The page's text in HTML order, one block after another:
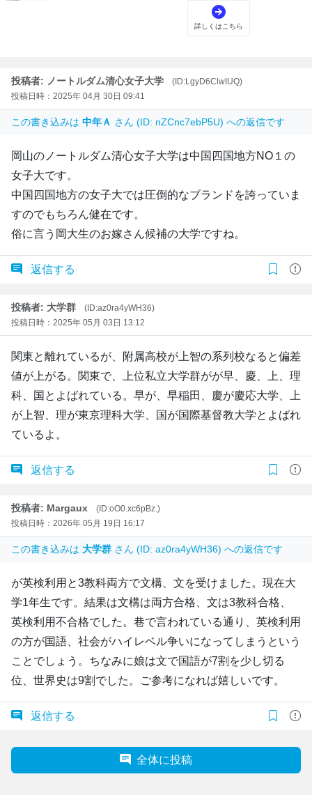
投稿者: ノートルダム清心女子大学
(ID:LgyD6ClwIUQ)
投稿日時：2025年 04月 30日 09:41
この書き込みは 中年Ａ さん (ID: nZCnc7ebP5U) への返信です
岡山のノートルダム清心女子大学は中国四国地方NO１の
女子大です。
中国四国地方の女子大では圧倒的なブランドを誇っていま
すのでもちろん健在です。
俗に言う岡大生のお嫁さん候補の大学ですね。
返信する
投稿者: 大学群
(ID:az0ra4yWH36)
投稿日時：2025年 05月 03日 13:12
関東と離れているが、附属高校が上智の系列校なると偏差
値が上がる。関東で、上位私立大学群がが早、慶、上、理
科、国とよばれている。早が、早稲田、慶が慶応大学、上
が上智、理が東京理科大学、国が国際基督教大学とよばれ
ているよ。
返信する
投稿者: Margaux
(ID:oO0.xc6pBz.)
投稿日時：2026年 05月 19日 16:17
この書き込みは 大学群 さん (ID: az0ra4yWH36) への返信です
が英検利用と3教科両方で文構、文を受けました。現在大
学1年生です。結果は文構は両方合格、文は3教科合格、
英検利用不合格でした。巷で言われている通り、英検利用
の方が国語、社会がハイレベル争いになってしまうという
ことでしょう。ちなみに娘は文で国語が7割を少し切る
位、世界史は9割でした。ご参考になれば嬉しいです。
返信する
全体に投稿